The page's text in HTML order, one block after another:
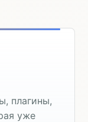
плагины,
уже